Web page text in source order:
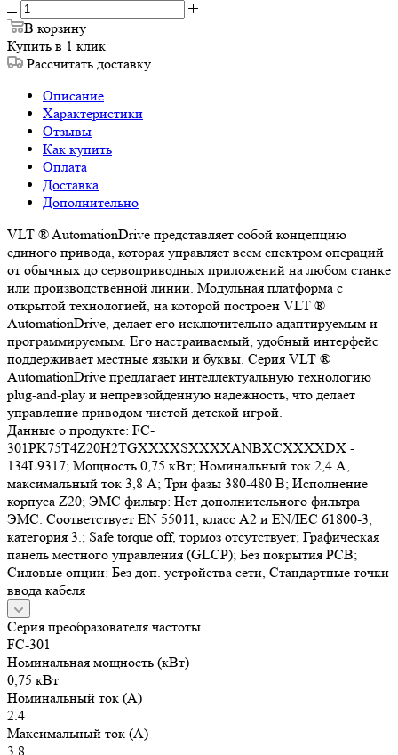
В корзину
Купить в 1 клик
Рассчитать доставку
Описание
Характеристики
Отзывы
Как купить
Оплата
Доставка
Дополнительно
VLT ® AutomationDrive представляет собой концепцию
единого привода, которая управляет всем спектром операций
от обычных до сервоприводных приложений на любом станке
или производственной линии. Модульная платформа с
открытой технологией, на которой построен VLT ®
AutomationDrive, делает его исключительно адаптируемым и
программируемым. Его настраиваемый, удобный интерфейс
поддерживает местные языки и буквы. Серия VLT ®
AutomationDrive предлагает интеллектуальную технологию
plug-and-play и непревзойденную надежность, что делает
управление приводом чистой детской игрой.
Данные о продукте: FC-
301PK75T4Z20H2TGXXXXSXXXXANBXCXXXXDX -
134L9317; Мощность 0,75 кВт; Номинальный ток 2,4 А,
максимальный ток 3,8 А; Три фазы 380-480 В; Исполнение
корпуса Z20; ЭМС фильтр: Нет дополнительного фильтра
ЭМС. Соответствует EN 55011, класс A2 и EN/IEC 61800-3,
категория 3.; Safe torque off, тормоз отсутствует; Графическая
панель местного управления (GLCP); Без покрытия РСВ;
Силовые опции: Без доп. устройства сети, Стандартные точки
ввода кабеля
Серия преобразователя частоты
FC-301
Номинальная мощность (кВт)
0,75 кВт
Номинальный ток (А)
2.4
Максимальный ток (А)
3.8